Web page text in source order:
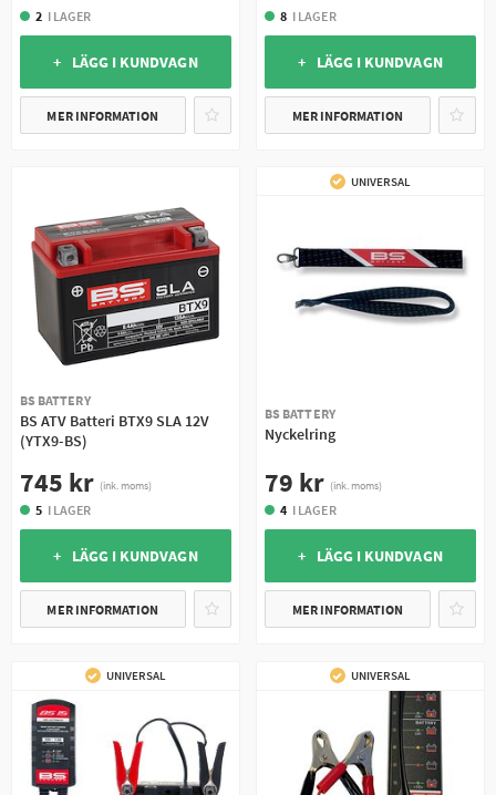
2 I LAGER
+ LÄGG I KUNDVAGN
MER INFORMATION
8 I LAGER
+ LÄGG I KUNDVAGN
MER INFORMATION
BS BATTERY
BS ATV Batteri BTX9 SLA 12V
(YTX9-BS)
745 kr (ink. moms)
5 I LAGER
+ LÄGG I KUNDVAGN
MER INFORMATION
UNIVERSAL
BS BATTERY
Nyckelring
79 kr (ink. moms)
4 I LAGER
+ LÄGG I KUNDVAGN
MER INFORMATION
UNIVERSAL UNIVERSAL